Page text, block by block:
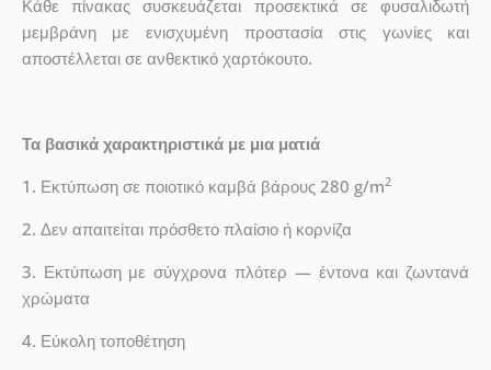
Κάθε πίνακας συσκευάζεται προσεκτικά σε φυσαλιδωτή
μεμβράνη με ενισχυμένη προστασία στις γωνίες και
αποστέλλεται σε ανθεκτικό χαρτόκουτο.
Τα βασικά χαρακτηριστικά με μια ματιά
1. Εκτύπωση σε ποιοτικό καμβά βάρους 280 g/m2
2. Δεν απαιτείται πρόσθετο πλαίσιο ή κορνίζα
3. Εκτύπωση με σύγχρονα πλότερ — έντονα και ζωντανά
χρώματα
4. Εύκολη τοποθέτηση